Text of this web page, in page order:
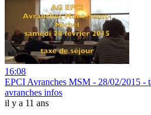
16:08
EPCI Avranches MSM - 28/02/2015 -
avranches infos
il y a 11 ans